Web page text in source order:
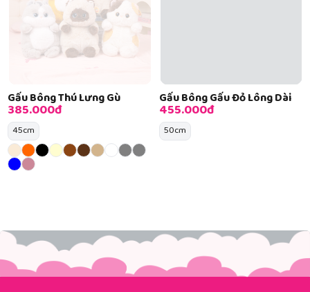
Gấu Bông Thú Lưng Gù
385.000đ
45cm
Gấu Bông Gấu Đỏ Lông Dài
455.000đ
50cm